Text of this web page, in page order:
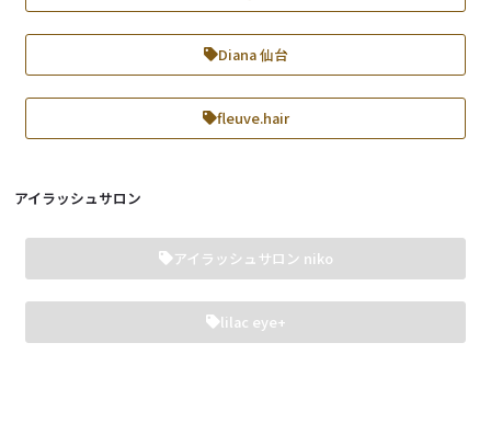
Diana 仙台
fleuve.hair
アイラッシュサロン
アイラッシュサロン niko
lilac eye+